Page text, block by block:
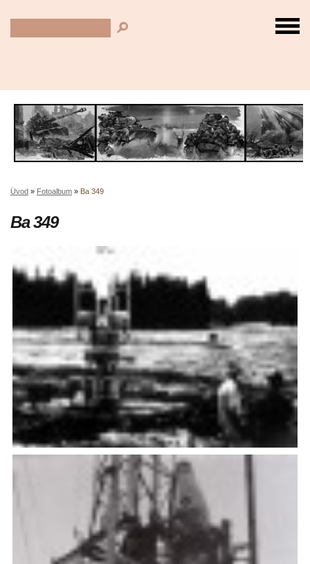
Úvod » Fotoalbum » Ba 349
Ba 349